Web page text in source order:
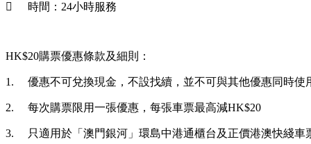
 時間：24小時服務
HK$20購票優惠條款及細則：
1. 優惠不可兌換現金，不設找續，並不可與其他優惠同時使
2. 每次購票限用一張優惠，每張車票最高減HK$20
3. 只適用於「澳門銀河」環島中港通櫃台及正價港澳快綫車